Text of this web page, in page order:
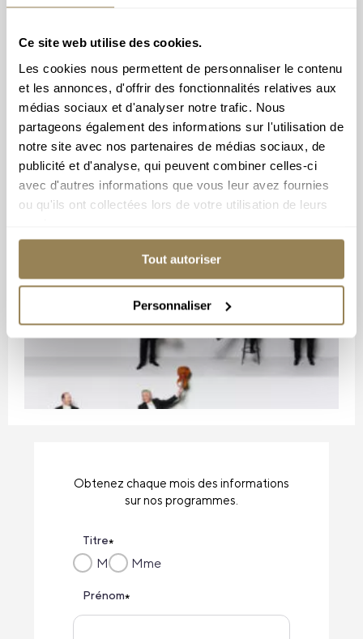
Ce site web utilise des cookies.
Les cookies nous permettent de personnaliser le contenu
et les annonces, d'offrir des fonctionnalités relatives aux
médias sociaux et d'analyser notre trafic. Nous
partageons également des informations sur l'utilisation de
notre site avec nos partenaires de médias sociaux, de
publicité et d'analyse, qui peuvent combiner celles-ci
avec d'autres informations que vous leur avez fournies
ou qu'ils ont collectées lors de votre utilisation de leurs
Tout autoriser
Personnaliser
Abonnez-vous à
notre newsletter
Obtenez chaque mois des informations
sur nos programmes.
Titre*
M
Mme
Prénom*